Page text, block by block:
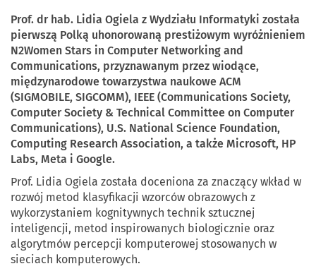
Prof. dr hab. Lidia Ogiela z Wydziału Informatyki została
pierwszą Polką uhonorowaną prestiżowym wyróżnieniem
N2Women Stars in Computer Networking and
Communications, przyznawanym przez wiodące,
międzynarodowe towarzystwa naukowe ACM
(SIGMOBILE, SIGCOMM), IEEE (Communications Society,
Computer Society & Technical Committee on Computer
Communications), U.S. National Science Foundation,
Computing Research Association, a także Microsoft, HP
Labs, Meta i Google.
Prof. Lidia Ogiela została doceniona za znaczący wkład w
rozwój metod klasyfikacji wzorców obrazowych z
wykorzystaniem kognitywnych technik sztucznej
inteligencji, metod inspirowanych biologicznie oraz
algorytmów percepcji komputerowej stosowanych w
sieciach komputerowych.